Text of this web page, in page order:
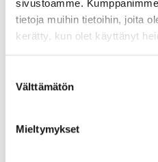
sivustoamme.
tietoja muihin tietoihin, joita
kerätty, kun olet käyttänyt
valinta
Välttämätön
Mieltymykset
Rahoituksen vipuvaikutusta
Kohti
vaikkei perille
optimaalista tilaa tai täydellistä
varaa on aina ja energiaan